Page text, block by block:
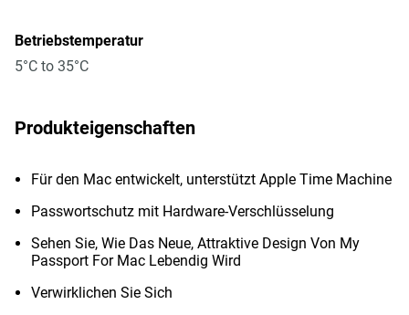
Betriebstemperatur
5°C to 35°C
Produkteigenschaften
Für den Mac entwickelt, unterstützt Apple Time Machine
Passwortschutz mit Hardware-Verschlüsselung
Sehen Sie, Wie Das Neue, Attraktive Design Von My
Passport For Mac Lebendig Wird
Verwirklichen Sie Sich